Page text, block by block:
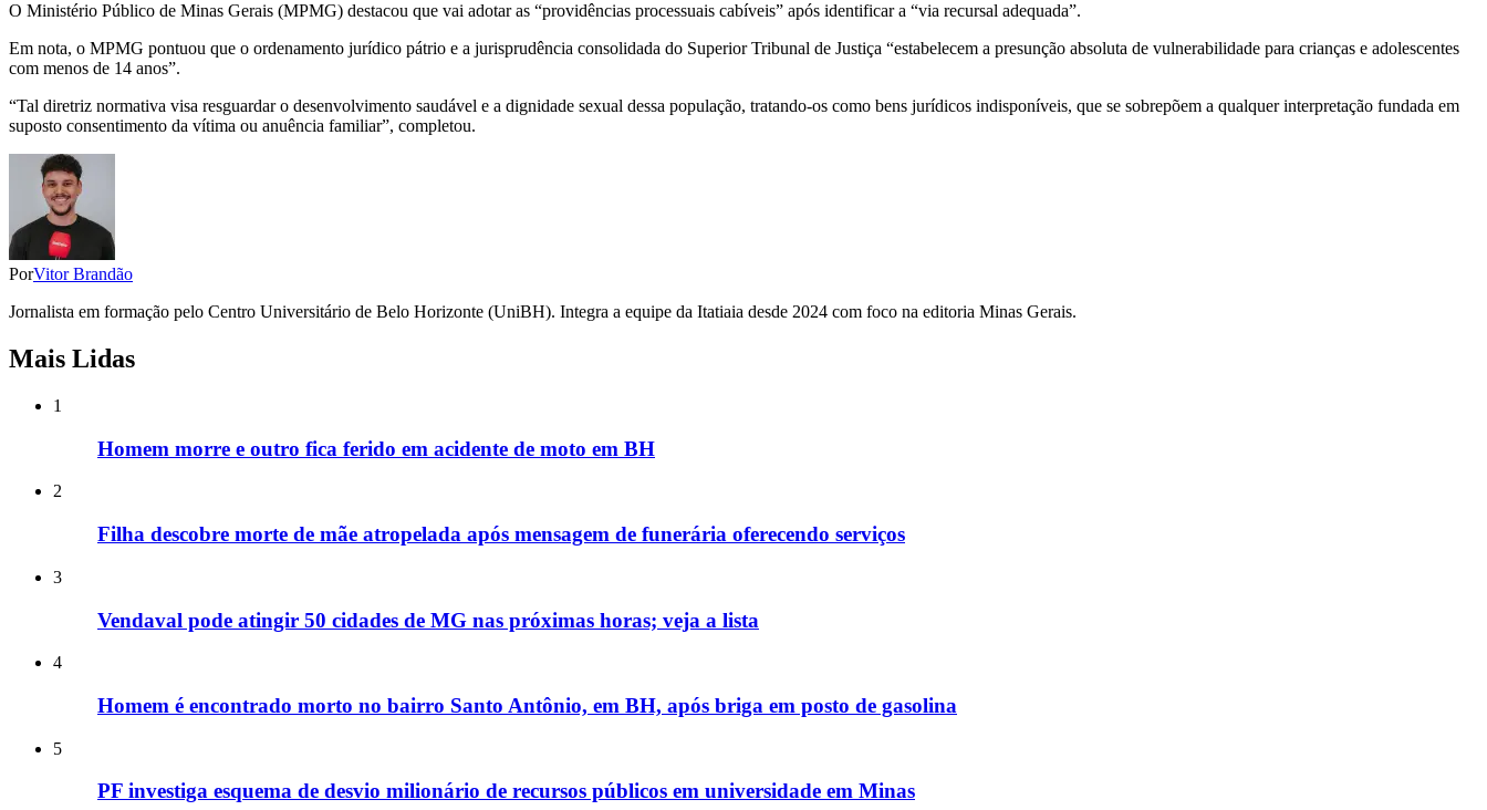
O Ministério Público de Minas Gerais (MPMG) destacou que vai adotar as “providências processuais cabíveis” após identificar a “via recursal adequada”.
Em nota, o MPMG pontuou que o ordenamento jurídico pátrio e a jurisprudência consolidada do Superior Tribunal de Justiça “estabelecem a presunção absoluta de vulnerabilidade para crianças e adolescentes
com menos de 14 anos”.
“Tal diretriz normativa visa resguardar o desenvolvimento saudável e a dignidade sexual dessa população, tratando-os como bens jurídicos indisponíveis, que se sobrepõem a qualquer interpretação fundada em
suposto consentimento da vítima ou anuência familiar”, completou.
PorVitor Brandão
Jornalista em formação pelo Centro Universitário de Belo Horizonte (UniBH). Integra a equipe da Itatiaia desde 2024 com foco na editoria Minas Gerais.
Mais Lidas
1
Homem morre e outro fica ferido em acidente de moto em BH
2
Filha descobre morte de mãe atropelada após mensagem de funerária oferecendo serviços
3
Vendaval pode atingir 50 cidades de MG nas próximas horas; veja a lista
4
Homem é encontrado morto no bairro Santo Antônio, em BH, após briga em posto de gasolina
5
PF investiga esquema de desvio milionário de recursos públicos em universidade em Minas